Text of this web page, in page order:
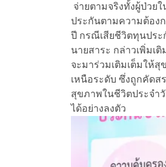
จ่ายตามจริงทั้งผู้ป่วย
ประกันตามความต้องก
ปี กรณีเสียชีวิตทุนประ
นายสาระ กล่าวเพิ่มเ
จะมาร่วมเติมเต็มให้
เหนือระดับ ซึ่งถูกคัดส
สุขภาพในชีวิตประจำ
ได้อย่างลงตัว